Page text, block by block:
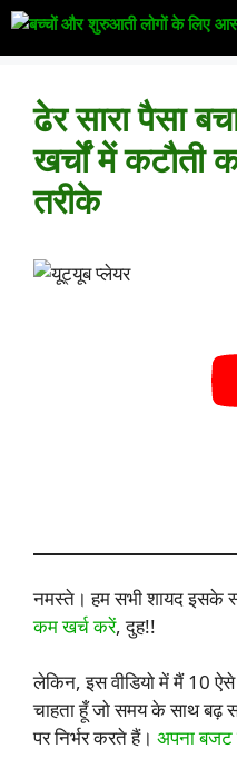
सामग्री
ढेर सारा पैसा
खर्चों में
तरीके
नमस्ते। हम सभी शायद इसके
कम खर्च करें, दुह!!
लेकिन, इस वीडियो में मैं 10 ऐसे
चाहता हूँ जो समय के साथ बढ़
पर निर्भर करते हैं। अपना बजट